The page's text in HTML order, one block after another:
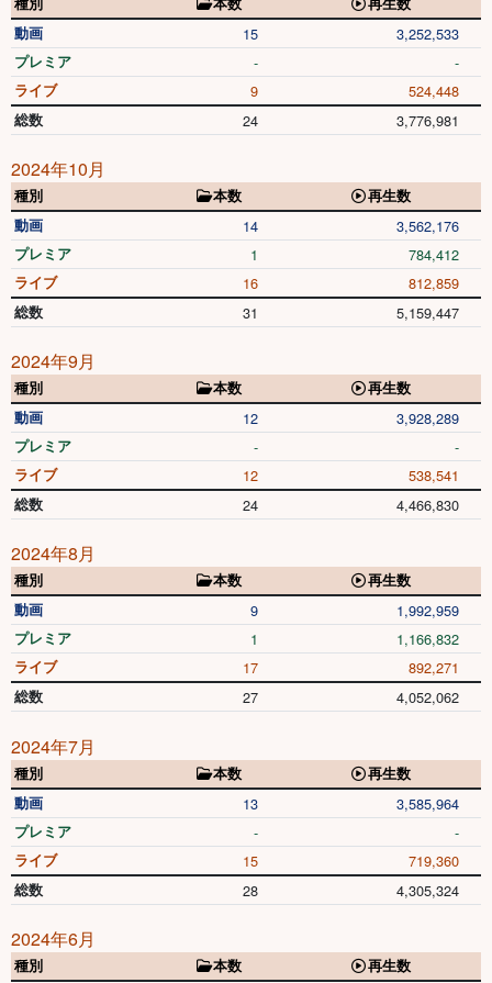
動画
15 3,252,533
プレミア - -
ライブ 9 524,448
総数 24 3,776,981
2024年10月
種別 本数
再生数
動画
14 3,562,176
プレミア 1 784,412
ライブ 16 812,859
総数 31 5,159,447
2024年9月
種別 本数
再生数
動画
12 3,928,289
プレミア - -
ライブ 12 538,541
総数 24 4,466,830
2024年8月
種別 本数
再生数
動画
9 1,992,959
プレミア 1 1,166,832
ライブ 17 892,271
総数 27 4,052,062
2024年7月
種別 本数
再生数
動画
13 3,585,964
プレミア - -
ライブ 15 719,360
総数 28 4,305,324
2024年6月
種別 本数
再生数